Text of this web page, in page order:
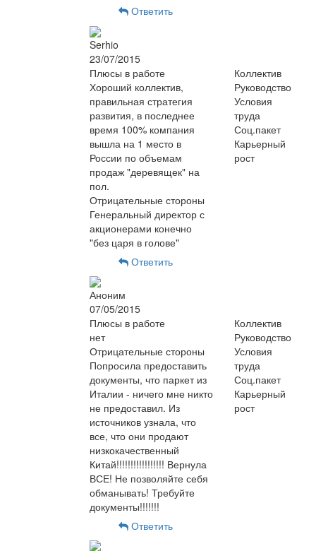
Ответить
Serhio
23/07/2015
Плюсы в работе
Хороший коллектив,
правильная стратегия
развития, в последнее
время 100% компания
вышла на 1 место в
России по объемам
продаж "деревящек" на
пол.
Отрицательные стороны
Генеральный директор с
акционерами конечно
"без царя в голове"
Коллектив
Руководство
Условия
труда
Соц.пакет
Карьерный
рост
Ответить
Аноним
07/05/2015
Плюсы в работе
нет
Отрицательные стороны
Попросила предоставить
документы, что паркет из
Италии - ничего мне никто
не предоставил. Из
источников узнала, что
все, что они продают
низкокачественный
Китай!!!!!!!!!!!!!!!!! Вернула
ВСЕ! Не позволяйте себя
обманывать! Требуйте
документы!!!!!!!
Коллектив
Руководство
Условия
труда
Соц.пакет
Карьерный
рост
Ответить